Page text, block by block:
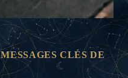
CLÉS DE